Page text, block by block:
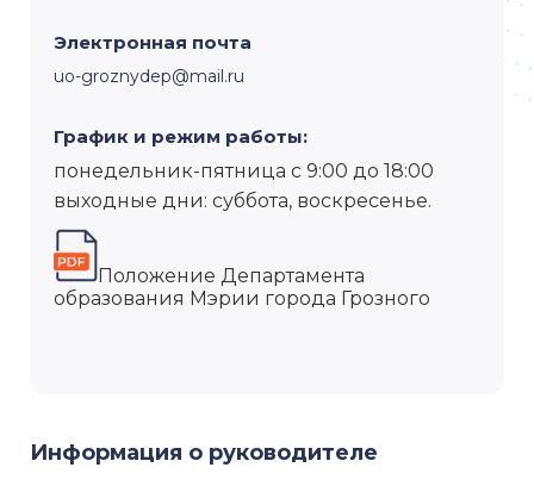
Электронная почта
uo-groznydep@mail.ru
График и режим работы:
понедельник-пятница с 9:00 до 18:00
выходные дни: суббота, воскресенье.
Положение Департамента
образования Мэрии города Грозного
Информация о руководителе